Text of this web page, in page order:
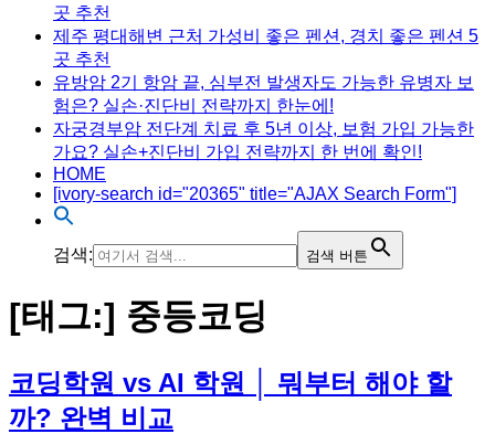
곳 추천
제주 평대해변 근처 가성비 좋은 펜션, 경치 좋은 펜션 5
곳 추천
유방암 2기 항암 끝, 심부전 발생자도 가능한 유병자 보
험은? 실손·진단비 전략까지 한눈에!
자궁경부암 전단계 치료 후 5년 이상, 보험 가입 가능한
가요? 실손+진단비 가입 전략까지 한 번에 확인!
HOME
[ivory-search id="20365" title="AJAX Search Form"]
검색: 검색 버튼
[태그:] 중등코딩
코딩학원 vs AI 학원 │ 뭐부터 해야 할
까? 완벽 비교